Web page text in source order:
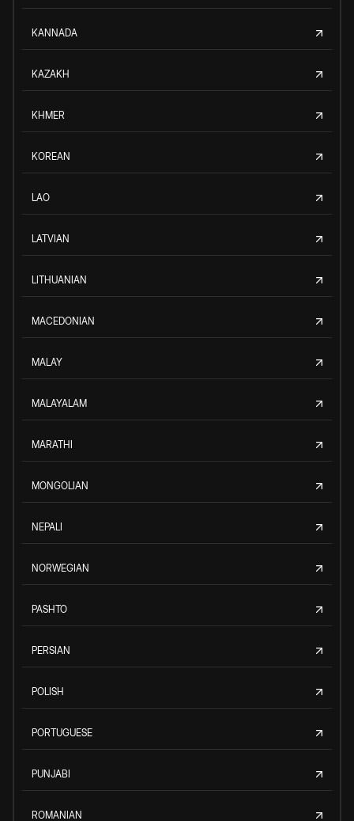
KANNADA
KAZAKH
KHMER
KOREAN
LAO
LATVIAN
LITHUANIAN
MACEDONIAN
MALAY
MALAYALAM
MARATHI
MONGOLIAN
NEPALI
NORWEGIAN
PASHTO
PERSIAN
POLISH
PORTUGUESE
PUNJABI
ROMANIAN